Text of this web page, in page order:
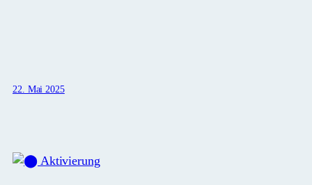
22. Mai 2025